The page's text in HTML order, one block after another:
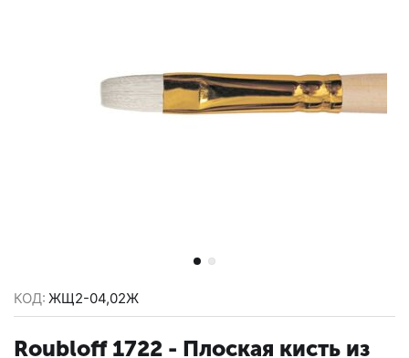
КОД: ЖЩ2-04,02Ж
Roubloff 1722 - ​Плоская кисть из